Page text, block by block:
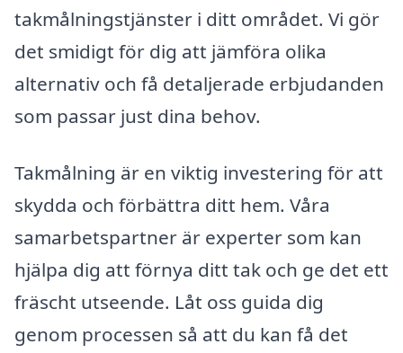
takmålningstjänster i ditt området. Vi gör
det smidigt för dig att jämföra olika
alternativ och få detaljerade erbjudanden
som passar just dina behov.
Takmålning är en viktig investering för att
skydda och förbättra ditt hem. Våra
samarbetspartner är experter som kan
hjälpa dig att förnya ditt tak och ge det ett
fräscht utseende. Låt oss guida dig
genom processen så att du kan få det